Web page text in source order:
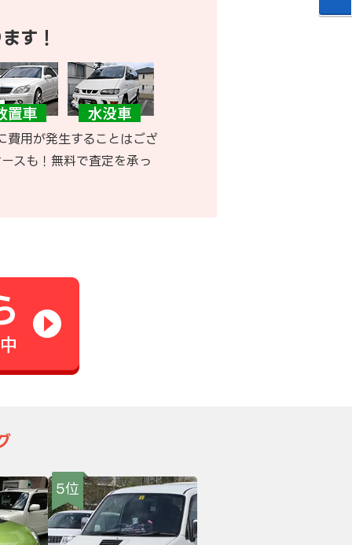
す！
費用が発生することはござ
スも！無料で査定を承っ
5位